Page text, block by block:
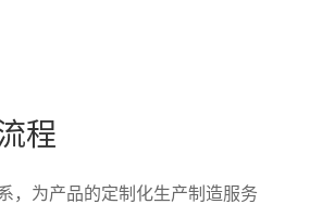
程
，为产品的定制化生产制造服务